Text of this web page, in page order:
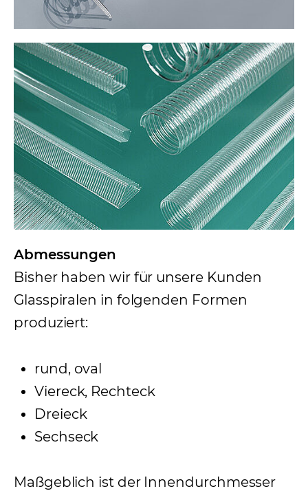
Abmessungen
Bisher haben wir für unsere Kunden
Glasspiralen in folgenden Formen
produziert:
rund, oval
Viereck, Rechteck
Dreieck
Sechseck
Maßgeblich ist der Innendurchmesser